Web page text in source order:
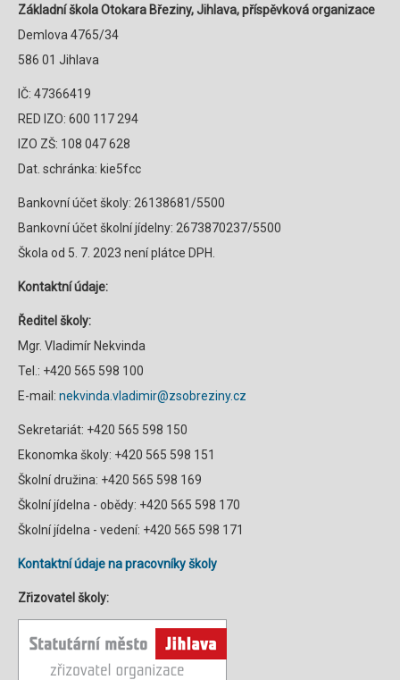
Základní škola Otokara Březiny, Jihlava, příspěvková organizace
Demlova 4765/34
586 01 Jihlava
IČ: 47366419
RED IZO: 600 117 294
IZO ZŠ: 108 047 628
Dat. schránka: kie5fcc
Bankovní účet školy: 26138681/5500
Bankovní účet školní jídelny: 2673870237/5500
Škola od 5. 7. 2023 není plátce DPH.
Kontaktní údaje:
Ředitel školy:
Mgr. Vladimír Nekvinda
Tel.: +420 565 598 100
E-mail: nekvinda.vladimir@zsobreziny.cz
Sekretariát: +420 565 598 150
Ekonomka školy: +420 565 598 151
Školní družina: +420 565 598 169
Školní jídelna - obědy: +420 565 598 170
Školní jídelna - vedení: +420 565 598 171
Kontaktní údaje na pracovníky školy
Zřizovatel školy: